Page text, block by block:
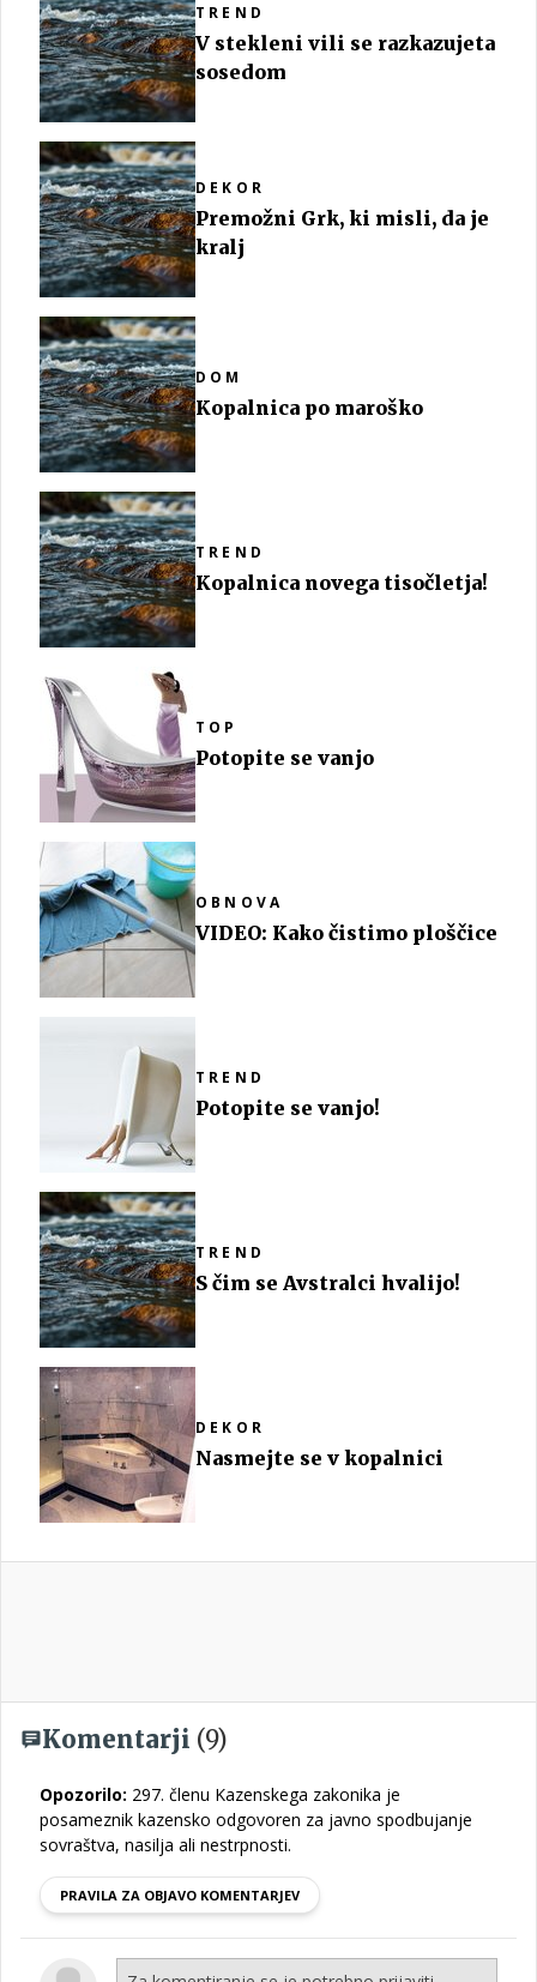
TREND
V stekleni vili se razkazujeta
sosedom
DEKOR
Premožni Grk, ki misli, da je
kralj
DOM
Kopalnica po maroško
TREND
Kopalnica novega tisočletja!
TOP
Potopite se vanjo
OBNOVA
VIDEO: Kako čistimo ploščice
TREND
Potopite se vanjo!
TREND
S čim se Avstralci hvalijo!
DEKOR
Nasmejte se v kopalnici
Komentarji (9)
Opozorilo: 297. členu Kazenskega zakonika je
posameznik kazensko odgovoren za javno spodbujanje
sovraštva, nasilja ali nestrpnosti.
PRAVILA ZA OBJAVO KOMENTARJEV